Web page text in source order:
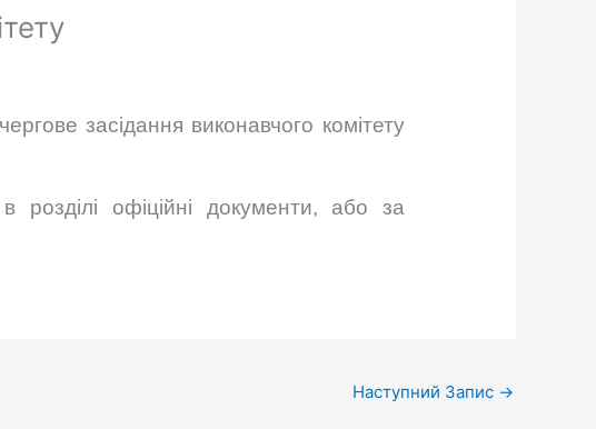
засідання виконавчого комітету
офіційні документи, або за
Наступний Запис →